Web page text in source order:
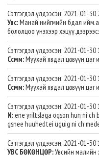
Сэтгэгдэл үлдээсэн: 2021-01-30
Увс:Манай нийгмийн бдал
бололцоо үнэхээр
Сэтгэгдэл үлдээсэн: 2021-01-30
Ссмм:Муухай явдал цөвүүн
Сэтгэгдэл үлдээсэн: 2021-01-30
Ссмм:Муухай явдал цөвүүн
Сэтгэгдэл үлдээсэн: 2021-01-30
N: ene yriltslaga ogson hun ni ch
gsnee huuhedtei uguig ni ch
Сэтгэгдэл үлдээсэн: 2021-01-30
УВС БӨКӨНЦӨР:Увсийн малийн